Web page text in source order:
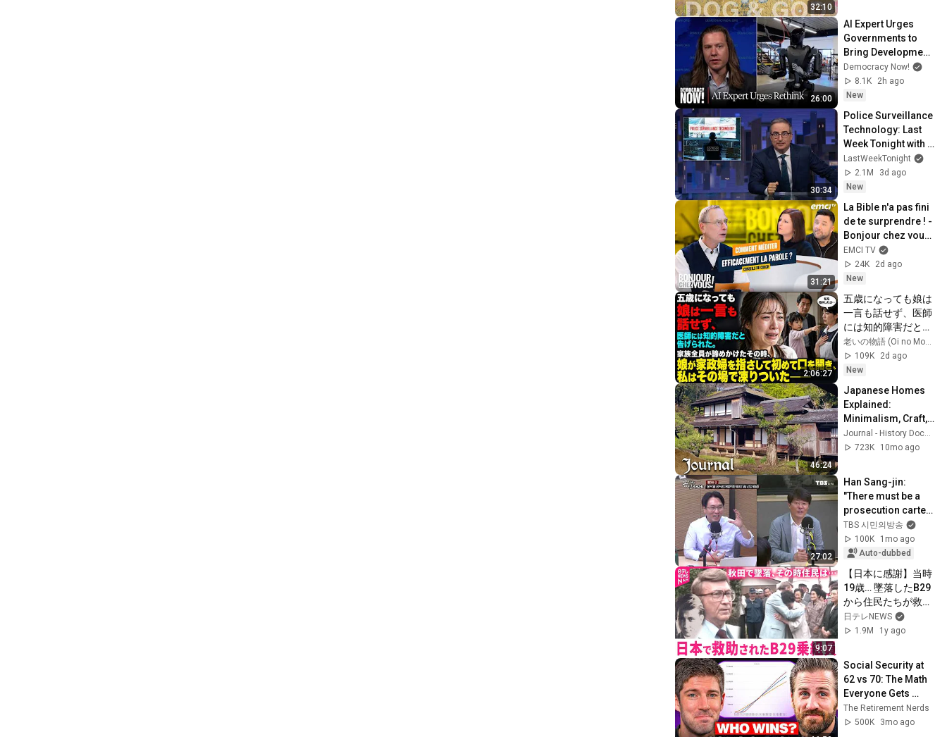
32:10
26:00
AI Expert Urges
Governments to
Bring Development
to "Grinding Halt"
Amid Fears of
Rogue Technology
Democracy Now!
8.1K
2h ago
New
30:34
Police Surveillance
Technology: Last
Week Tonight with
John Oliver (HBO)
LastWeekTonight
2.1M
3d ago
New
31:21
La Bible n'a pas fini
de te surprendre ! -
Bonjour chez vous !
- Philippe Bak
EMCI TV
24K
2d ago
New
2:06:27
五歳になっても娘は
一言も話せず、医師
には知的障害だと告
げられた。家族全員
が諦めかけたその
時、娘が家政婦を指
き、私はその場で凍
りついた――
老いの物語 (Oi no Monogatari)
109K
2d ago
New
46:24
Japanese Homes
Explained:
Minimalism, Craft,
and Tradition
Journal - History Documentaries
723K
10mo ago
27:02
Han Sang-jin:
"There must be a
prosecution cartel
centered around
Yoon."
[Bongterview]
TBS 시민의방송
100K
1mo ago
Auto-dubbed
9:07
【日本に感謝】当時
19歳… 墜落したB29
から住民たちが救助
元米兵が抱く平和へ
の願い  　秋田
日テレNEWS
1.9M
1y ago
Social Security at
62 vs 70: The Math
Everyone Gets
Wrong
The Retirement Nerds
500K
3mo ago